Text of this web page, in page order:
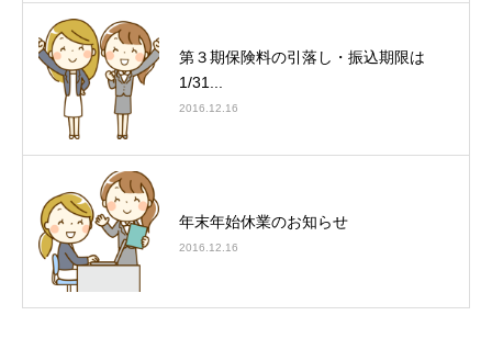
第３期保険料の引落し・振込期限は
1/31...
2016.12.16
年末年始休業のお知らせ
2016.12.16